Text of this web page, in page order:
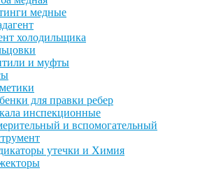
медные
холодильщика
и муфты
для правки ребер
инспекционные
и вспомогательный
утечки и Химия